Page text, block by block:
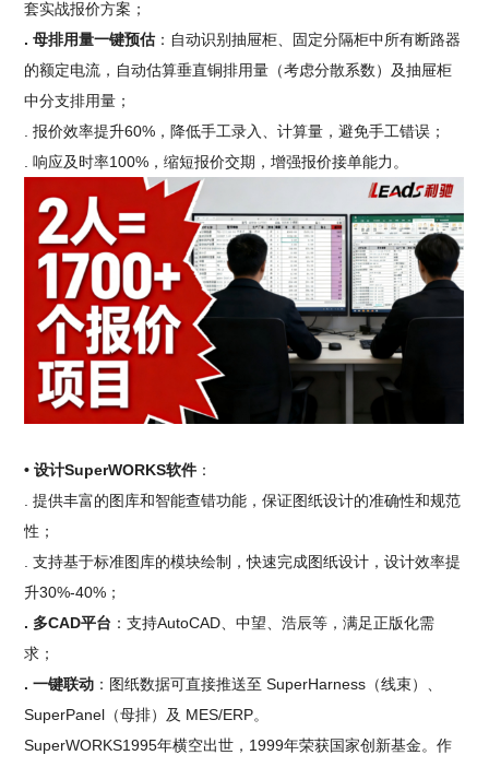
套实战报价方案；
. 母排用量一键预估 ：自动识别抽屉柜、固定分隔柜中所有断路器
的额定电流，自动估算垂直铜排用量（考虑分散系数）及抽屉柜
中分支排用量；
. 报价效率提升60%，降低手工录入、计算量，避免手工错误；
. 响应及时率100%，缩短报价交期，增强报价接单能力。
• 设计SuperWORKS软件 ：
. 提供丰富的图库和智能查错功能，保证图纸设计的准确性和规范
性；
. 支持基于标准图库的模块绘制，快速完成图纸设计，设计效率提
升30%-40%；
. 多CAD平台 ：支持AutoCAD、中望、浩辰等，满足正版化需
求；
. 一键联动 ：图纸数据可直接推送至 SuperHarness（线束）、
SuperPanel（母排）及 MES/ERP。
SuperWORKS1995年横空出世，1999年荣获国家创新基金。作